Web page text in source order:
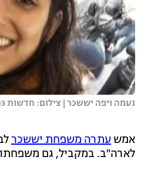
נעמה ויפה יששכר | צילום: חדשות 13
אמש עתרה משפחת יששכר
לארה"ב. במקביל, גם